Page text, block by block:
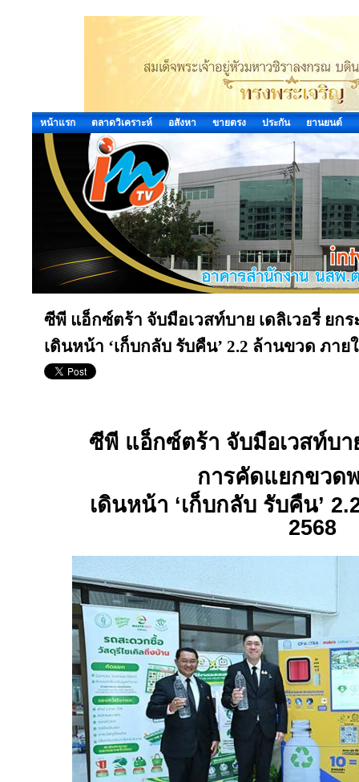
หน้าแรก ตลาดวิเคราะห์ อสังหา ขายตรง ประกัน ยานยนต์
ซีพี แอ็กซ์ตร้า จับมือเวสท์บาย เดลิเวอรี่ ย
เดินหน้า ‘เก็บกลับ รับคืน’ 2.2 ล้านขวด ภาย
ซีพี แอ็กซ์ตร้า จับมือเวสท์บา
การคัดแยกขวด
เดินหน้า ‘เก็บกลับ รับคืน’
2568